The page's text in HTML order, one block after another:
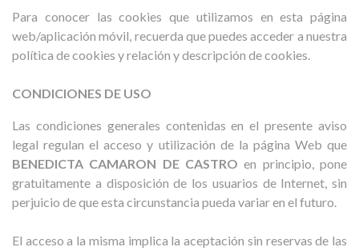
Para conocer las cookies que utilizamos en esta página
web/aplicación móvil, recuerda que puedes acceder a nuestra
política de cookies y relación y descripción de cookies.
CONDICIONES DE USO
Las condiciones generales contenidas en el presente aviso
legal regulan el acceso y utilización de la página Web que
BENEDICTA CAMARON DE CASTRO en principio, pone
gratuitamente a disposición de los usuarios de Internet, sin
perjuicio de que esta circunstancia pueda variar en el futuro.
El acceso a la misma implica la aceptación sin reservas de las